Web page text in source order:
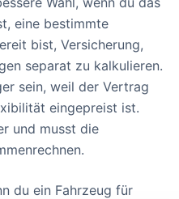
eine bestimmte
bist, Versicherung,
separat zu kalkulieren.
sein, weil der Vertrag
eingepreist ist.
und musst die
du ein Fahrzeug für